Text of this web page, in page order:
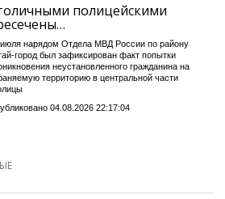
полицейскими
нарядом Отдела МВД России по району
город был зафиксирован факт попытки
неустановленного гражданина на
территорию в центральной части
04.08.2026 22:17:04